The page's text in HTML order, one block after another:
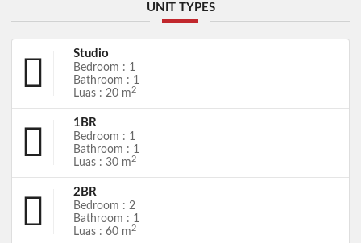
UNIT TYPES
Studio
Bedroom : 1
Bathroom : 1
Luas : 20 m2
1BR
Bedroom : 1
Bathroom : 1
Luas : 30 m2
2BR
Bedroom : 2
Bathroom : 1
Luas : 60 m 2